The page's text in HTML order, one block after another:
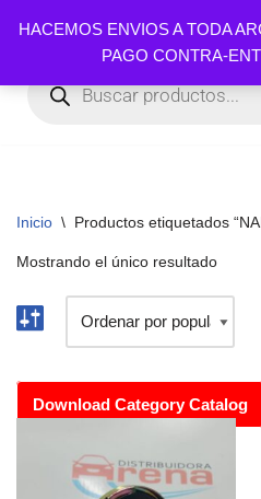
HACEMOS ENVIOS A TODA
PAGO CONTRA-
al
contenido
Inicio \ Productos etiquetados
Mostrando el único resultado
Download Category Catalog